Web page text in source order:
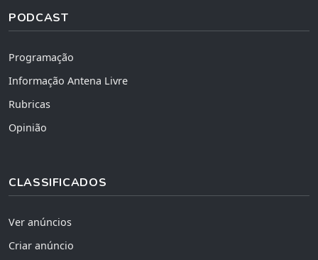
PODCAST
Programação
Informação Antena Livre
Rubricas
Opinião
CLASSIFICADOS
Ver anúncios
Criar anúncio